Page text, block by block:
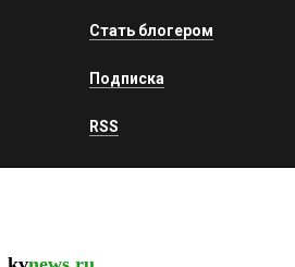
Стать блогером
Подписка
RSS